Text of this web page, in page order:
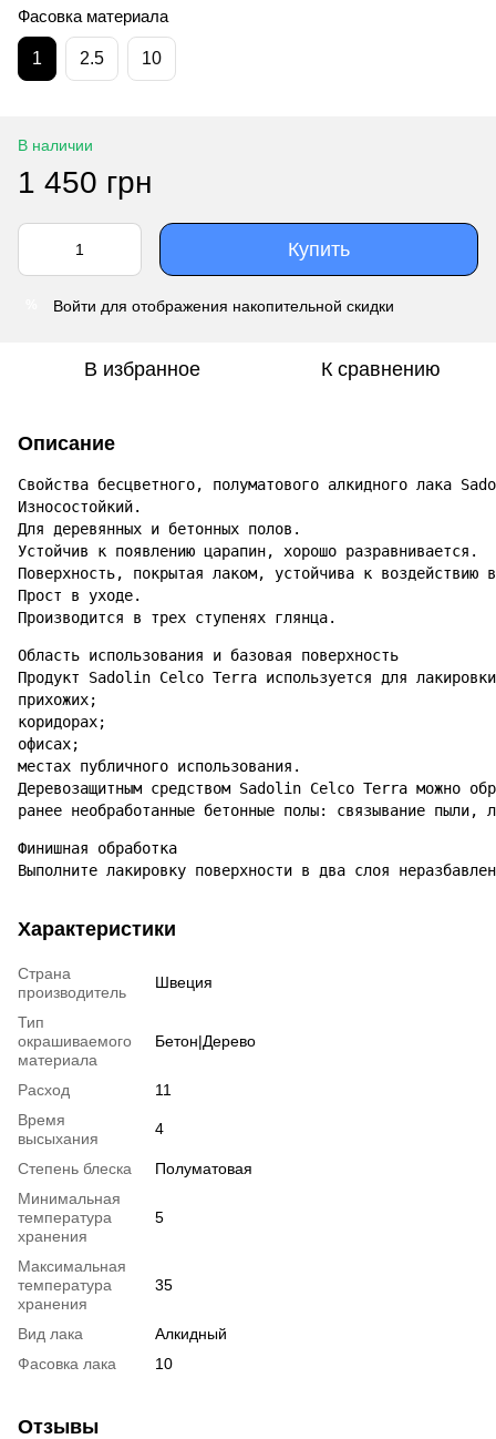
Фасовка материала
1 2.5 10
В наличии
1 450 грн
Купить
Войти для отображения накопительной скидки
В избранное К сравнению
Описание
Свойства бесцветного, полуматового алкидного лака
Износостойкий.
Для деревянных и бетонных полов.
Устойчив к появлению царапин, хорошо разравнивается.
Поверхность, покрытая лаком, устойчива к воздействию
Прост в уходе.
Производится в трех ступенях глянца.
Область использования и базовая поверхность
Продукт Sadolin Celco Terra используется для
прихожих;
коридорах;
офисах;
местах публичного использования.
Деревозащитным средством Sadolin Celco Terra можно
ранее необработанные бетонные полы: связывание пыли,
Финишная обработка
Выполните лакировку поверхности в два слоя
Характеристики
Страна
производитель
Швеция
Тип
окрашиваемого
материала
Бетон|Дерево
Расход
11
Время
высыхания
4
Степень блеска
Полуматовая
Минимальная
температура
хранения
5
Максимальная
температура
хранения
35
Вид лака
Алкидный
Фасовка лака
10
Отзывы